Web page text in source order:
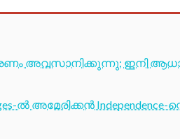
അവസാനിക്കുന്നു; ഇനി
ൽ അമേരിക്കൻ Independence-